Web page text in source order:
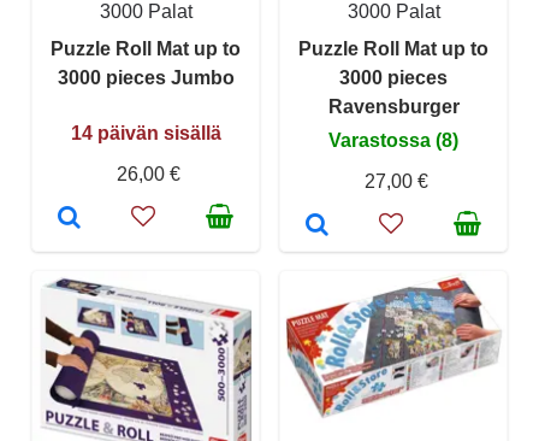
3000 Palat
Puzzle Roll Mat up to
3000 pieces Jumbo
14 päivän sisällä
26,00 €
3000 Palat
Puzzle Roll Mat up to
3000 pieces
Ravensburger
Varastossa (8)
27,00 €